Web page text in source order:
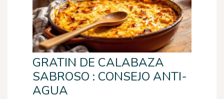
GRATIN DE CALABAZA
SABROSO : CONSEJO ANTI-
AGUA